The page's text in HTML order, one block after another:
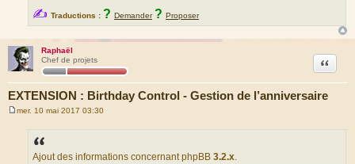
✍ Traductions : ? Demander ? Proposer
Raphaël
Chef de projets
EXTENSION : Birthday Control - Gestion de l’anniversaire
Citation
mer. 10 mai 2017 03:30
Ajout des informations concernant phpBB 3.2.x.